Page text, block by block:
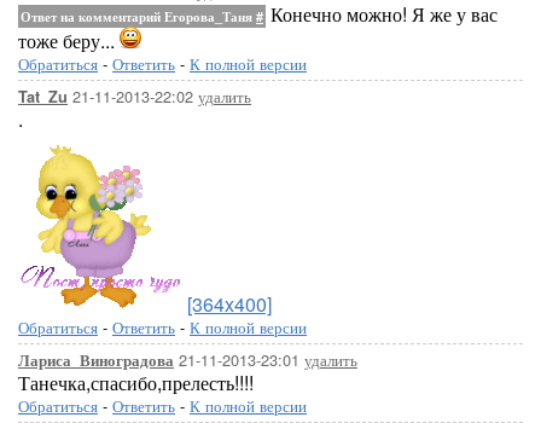
Ответ на комментарий Егорова_Таня # Конечно можно! Я же у вас
тоже беру...
Обратиться - Ответить - К полной версии
Tat_Zu 21-11-2013-22:02 удалить
.
[364x400]
Обратиться - Ответить - К полной версии
Лариса_Виноградова 21-11-2013-23:01 удалить
Танечка,спасибо,прелесть!!!!
Обратиться - Ответить - К полной версии